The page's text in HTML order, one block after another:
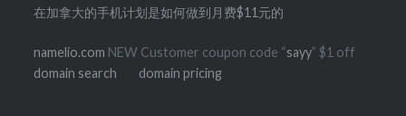
在加拿大的手机计划是如何做到月费$11元的
namelio.com NEW Customer coupon code “sayy” $1 off
domain search
domain pricing